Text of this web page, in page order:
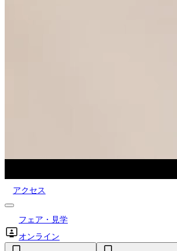
アクセス
フェア・見学
オンライン